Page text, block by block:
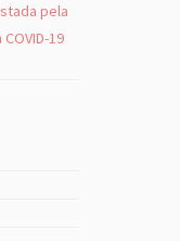
pela
19